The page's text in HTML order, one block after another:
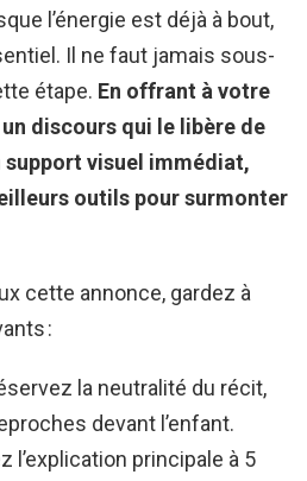
l’énergie est déjà à bout,
Il ne faut jamais sous-
étape. En offrant à votre
discours qui le libère de
visuel immédiat,
outils pour surmonter
cette annonce, gardez à
:
la neutralité du récit,
devant l’enfant.
l’explication principale à 5